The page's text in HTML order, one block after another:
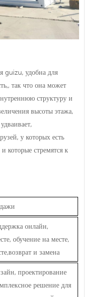
guizu, удобна для
так что она может
структуру и
высоты этажа,
у которых есть
которые стремятся к
онлайн,
обучение на месте,
и замена
проектирование
решение для